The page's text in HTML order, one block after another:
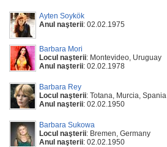
Ayten Soykök
Anul naşterii: 02.02.1975
Barbara Mori
Locul naşterii: Montevideo, Uruguay
Anul naşterii: 02.02.1978
Barbara Rey
Locul naşterii: Totana, Murcia, Spania
Anul naşterii: 02.02.1950
Barbara Sukowa
Locul naşterii: Bremen, Germany
Anul naşterii: 02.02.1950